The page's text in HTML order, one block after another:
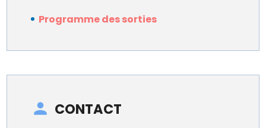
Programme des sorties
CONTACT